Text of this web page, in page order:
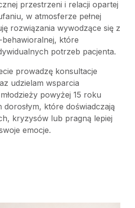
przestrzeni i relacji opartej
w atmosferze pełnej
rozwiązania wywodzące się z
które
potrzeb pacjenta.
prowadzę konsultacje
udzielam wsparcia
powyżej 15 roku
które doświadczają
kryzysów lub pragną lepiej
emocje.